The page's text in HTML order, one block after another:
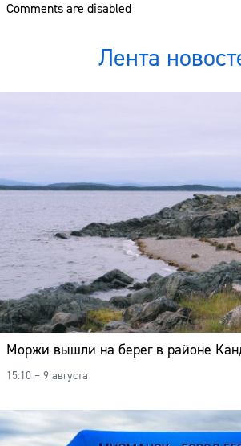
Comments are disabled
Лента
Моржи вышли на берег в районе
15:10 – 9 августа